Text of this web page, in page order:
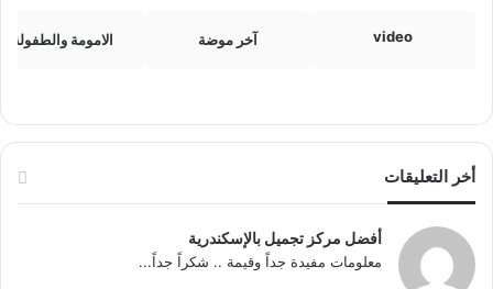
video آخر موضة الامومة والطفولة
أخر التعليقات
أفضل مركز تجميل بالإسكندرية
معلومات مفيدة جداً وقيمة .. شكراً جداً...